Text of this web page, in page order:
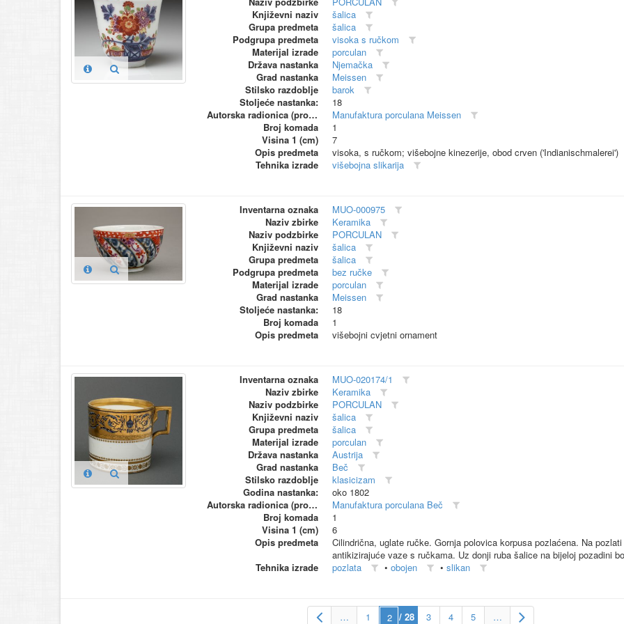
Književni naziv
šalica
Grupa predmeta
šalica
Podgrupa predmeta
visoka s ručkom
Materijal izrade
porculan
Država nastanka
Njemačka
Grad nastanka
Meissen
Stilsko razdoblje
barok
Stoljeće nastanka:
18
Autorska radionica (proizvođač)
Manufaktura porculana Meissen
Broj komada
1
Visina 1 (cm)
7
Opis predmeta
visoka, s ručkom; višebojne kinezerije, obod crven ('Indianischmalerei')
Tehnika izrade
višebojna slikarija
Inventarna oznaka
MUO-000975
Naziv zbirke
Keramika
Naziv podzbirke
PORCULAN
Književni naziv
šalica
Grupa predmeta
šalica
Podgrupa predmeta
bez ručke
Materijal izrade
porculan
Grad nastanka
Meissen
Stoljeće nastanka:
18
Broj komada
1
Opis predmeta
višebojni cvjetni ornament
Inventarna oznaka
MUO-020174/1
Naziv zbirke
Keramika
Naziv podzbirke
PORCULAN
Književni naziv
šalica
Grupa predmeta
šalica
Materijal izrade
porculan
Država nastanka
Austrija
Grad nastanka
Beč
Stilsko razdoblje
klasicizam
Godina nastanka:
oko 1802
Autorska radionica (proizvođač)
Manufaktura porculana Beč
Broj komada
1
Visina 1 (cm)
6
Opis predmeta
Cilindrična, uglate ručke. Gornja polovica korpusa pozlaćena. Na
antikizirajuće vaze s ručkama. Uz donji ruba šalice na bijeloj pozadini
Tehnika izrade
pozlata • obojen • slikan
… 1 / 28 3 4 5 …